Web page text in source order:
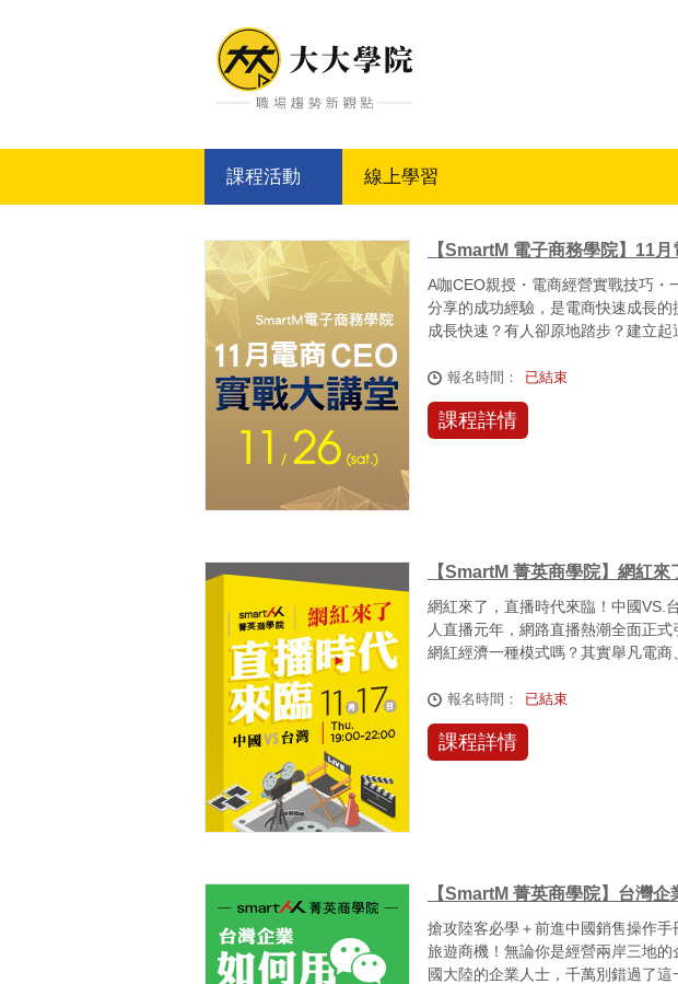
課程活動 線上學習
【SmartM 電子商務學院】11
A咖CEO親授・電商經營實戰技巧・
分享的成功經驗，是電商快速成長
成長快速？有人卻原地踏步？建立
報名時間： 已結束
課程詳情
【SmartM 菁英商學院】網紅
網紅來了，直播時代來臨！中國VS.
人直播元年，網路直播熱潮全面正
網紅經濟一種模式嗎？其實舉凡電
報名時間： 已結束
課程詳情
【SmartM 菁英商學院】台灣企
搶攻陸客必學＋前進中國銷售操作
旅遊商機！無論你是經營兩岸三地
國大陸的企業人士，千萬別錯過了